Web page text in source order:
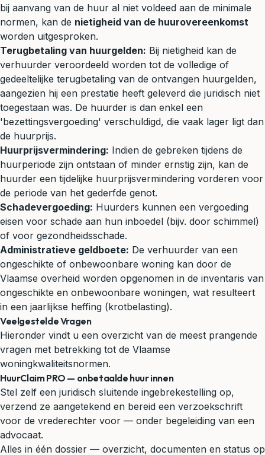
bij aanvang van de huur al niet voldeed aan de minimale
normen, kan de nietigheid van de huurovereenkomst
worden uitgesproken.
Terugbetaling van huurgelden: Bij nietigheid kan de
verhuurder veroordeeld worden tot de volledige of
gedeeltelijke terugbetaling van de ontvangen huurgelden,
aangezien hij een prestatie heeft geleverd die juridisch niet
toegestaan was. De huurder is dan enkel een
'bezettingsvergoeding' verschuldigd, die vaak lager ligt dan
de huurprijs.
Huurprijsvermindering: Indien de gebreken tijdens de
huurperiode zijn ontstaan of minder ernstig zijn, kan de
huurder een tijdelijke huurprijsvermindering vorderen voor
de periode van het gederfde genot.
Schadevergoeding: Huurders kunnen een vergoeding
eisen voor schade aan hun inboedel (bijv. door schimmel)
of voor gezondheidsschade.
Administratieve geldboete: De verhuurder van een
ongeschikte of onbewoonbare woning kan door de
Vlaamse overheid worden opgenomen in de inventaris van
ongeschikte en onbewoonbare woningen, wat resulteert
in een jaarlijkse heffing (krotbelasting).
Veelgestelde Vragen
Hieronder vindt u een overzicht van de meest prangende
vragen met betrekking tot de Vlaamse
woningkwaliteitsnormen.
HuurClaim PRO — onbetaalde huur innen
Stel zelf een juridisch sluitende ingebrekestelling op,
verzend ze aangetekend en bereid een verzoekschrift
voor de vrederechter voor — onder begeleiding van een
advocaat.
Alles in één dossier — overzicht, documenten en status op